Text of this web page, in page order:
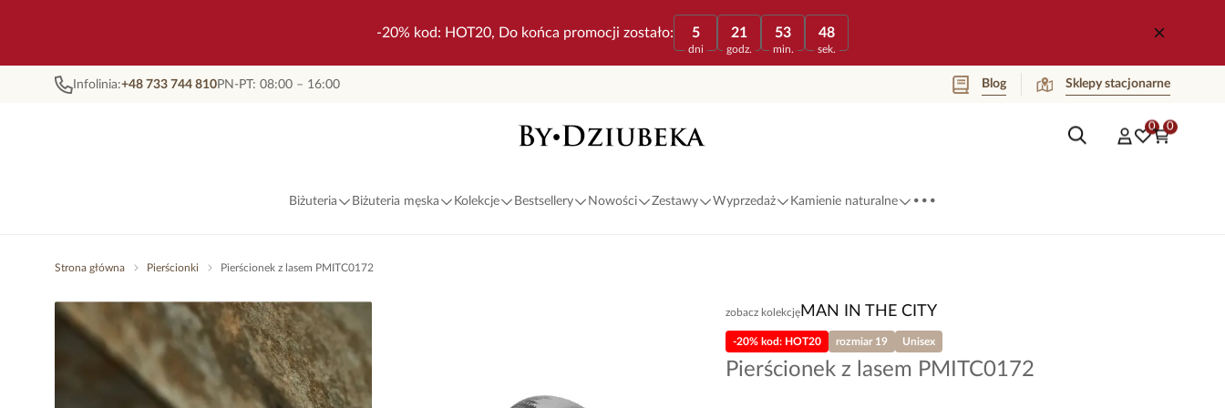
-20% kod: HOT20, Do końca promocji zostało: 5
dni
21
godz.
53
min.
48
sek.
Infolinia:+48 733 744 810PN-PT: 08:00 – 16:00 Blog Sklepy stacjonarne
0 0
Biżuteria Biżuteria męska Kolekcje Bestsellery Nowości Zestawy Wyprzedaż Kamienie naturalne ...
Strona główna Pierścionki Pierścionek z lasem PMITC0172
zobacz kolekcję MAN IN THE CITY
Pierścionek z lasem PMITC0172
-20% kod: HOT20 rozmiar 19 Unisex